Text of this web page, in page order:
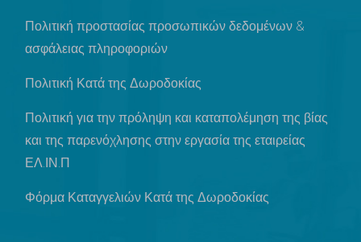
Πολιτική προστασίας προσωπικών δεδομένων &
ασφάλειας πληροφοριών
Πολιτική Κατά της Δωροδοκίας
Πολιτική για την πρόληψη και καταπολέμηση της βίας
και της παρενόχλησης στην εργασία της εταιρείας
ΕΛ.ΙΝ.Π
Φόρμα Καταγγελιών Κατά της Δωροδοκίας